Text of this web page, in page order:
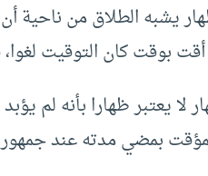
يشبه الطلاق من ناحية
بوقت كان التوقيت لغوا،
يعتبر ظهارا بأنه لم يؤبد
بمضي مدته عند جمهور